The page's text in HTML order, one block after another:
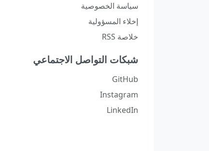
سياسة الخصوصية
إخلاء المسؤولية
خلاصة RSS
شبكات التواصل الاجتماعي
GitHub
Instagram
LinkedIn